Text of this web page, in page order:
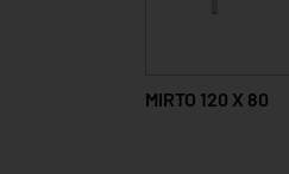
MIRTO 120 X 80